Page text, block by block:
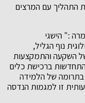
התהליך עם המרצים
:" הישגי
נוף הגליל,
השקעה והתמקצעות
ברכישת כלים
בתרומה של הלמידה
זו למגמות הנדסה